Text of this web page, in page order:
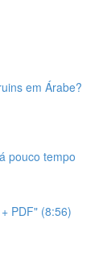
em Árabe?
pouco tempo
PDF" (8:56)